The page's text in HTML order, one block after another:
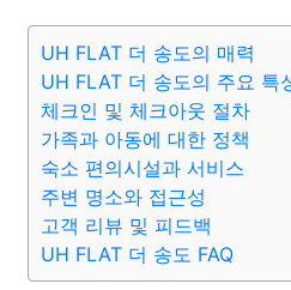
UH FLAT 더 송도의 매력
UH FLAT 더 송도의 주요 특
체크인 및 체크아웃 절차
가족과 아동에 대한 정책
숙소 편의시설과 서비스
주변 명소와 접근성
고객 리뷰 및 피드백
UH FLAT 더 송도 FAQ